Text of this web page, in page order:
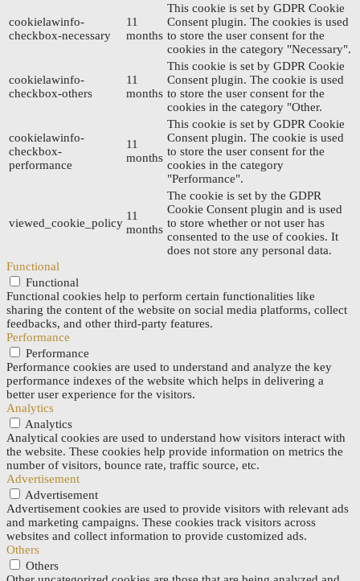
cookielawinfo-
checkbox-necessary
11
months
This cookie is set by GDPR Cookie
Consent plugin. The cookies is used
to store the user consent for the
cookies in the category "Necessary".
cookielawinfo-
checkbox-others
11
months
This cookie is set by GDPR Cookie
Consent plugin. The cookie is used
to store the user consent for the
cookies in the category "Other.
cookielawinfo-
checkbox-
performance
11
months
This cookie is set by GDPR Cookie
Consent plugin. The cookie is used
to store the user consent for the
cookies in the category
"Performance".
viewed_cookie_policy
11
months
The cookie is set by the GDPR
Cookie Consent plugin and is used
to store whether or not user has
consented to the use of cookies. It
does not store any personal data.
Functional
Functional
Functional cookies help to perform certain functionalities like
sharing the content of the website on social media platforms, collect
feedbacks, and other third-party features.
Performance
Performance
Performance cookies are used to understand and analyze the key
performance indexes of the website which helps in delivering a
better user experience for the visitors.
Analytics
Analytics
Analytical cookies are used to understand how visitors interact with
the website. These cookies help provide information on metrics the
number of visitors, bounce rate, traffic source, etc.
Advertisement
Advertisement
Advertisement cookies are used to provide visitors with relevant ads
and marketing campaigns. These cookies track visitors across
websites and collect information to provide customized ads.
Others
Others